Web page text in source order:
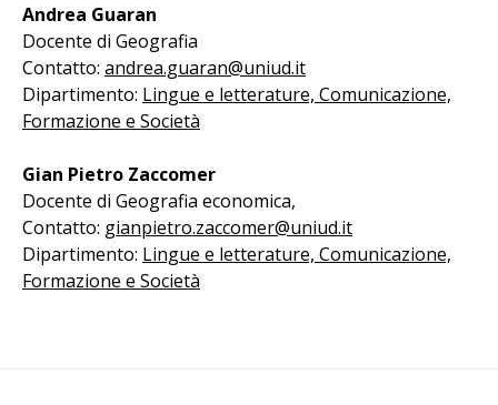
Andrea Guaran
Docente di Geografia
Contatto: andrea.guaran@uniud.it
Dipartimento: Lingue e letterature, Comunicazione,
Formazione e Società
Gian Pietro Zaccomer
Docente di Geografia economica,
Contatto: gianpietro.zaccomer@uniud.it
Dipartimento: Lingue e letterature, Comunicazione,
Formazione e Società